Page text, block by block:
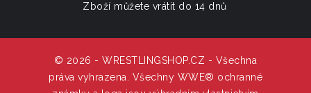
Zboží můžete vrátit do 14 dnů
© 2026 - WRESTLINGSHOP.CZ - Všechna
práva vyhrazena. Všechny WWE® ochranné